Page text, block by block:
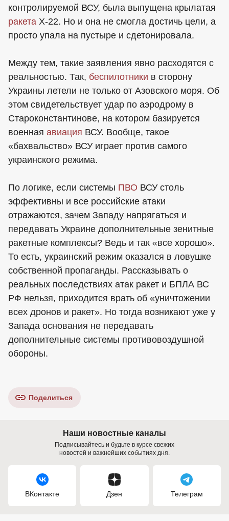
контролируемой ВСУ, была выпущена крылатая
ракета Х-22. Но и она не смогла достичь цели, а
просто упала на пустыре и сдетонировала.
Между тем, такие заявления явно расходятся с
реальностью. Так, беспилотники в сторону
Украины летели не только от Азовского моря. Об
этом свидетельствует удар по аэродрому в
Староконстантинове, на котором базируется
военная авиация ВСУ. Вообще, такое
«бахвальство» ВСУ играет против самого
украинского режима.
По логике, если системы ПВО ВСУ столь
эффективны и все российские атаки
отражаются, зачем Западу напрягаться и
передавать Украине дополнительные зенитные
ракетные комплексы? Ведь и так «все хорошо».
То есть, украинский режим оказался в ловушке
собственной пропаганды. Рассказывать о
реальных последствиях атак ракет и БПЛА ВС
РФ нельзя, приходится врать об «уничтожении
всех дронов и ракет». Но тогда возникают уже у
Запада основания не передавать
дополнительные системы противовоздушной
обороны.
Поделиться
Наши новостные каналы
Подписывайтесь и будьте в курсе свежих
новостей и важнейших событиях дня.
ВКонтакте Дзен Телеграм